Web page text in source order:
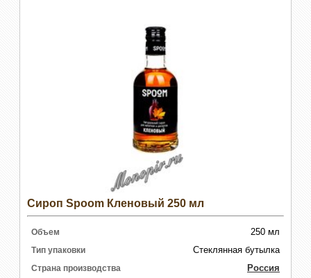
Сироп Spoom Кленовый 250 мл
Объем 250 мл
Тип упаковки Стеклянная бутылка
Страна производства Россия